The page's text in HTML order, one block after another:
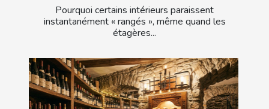
Pourquoi certains intérieurs paraissent
instantanément « rangés », même quand les
étagères...